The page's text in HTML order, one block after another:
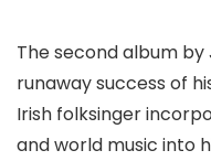
The second album
runaway success of
Irish folksinger
and world music into